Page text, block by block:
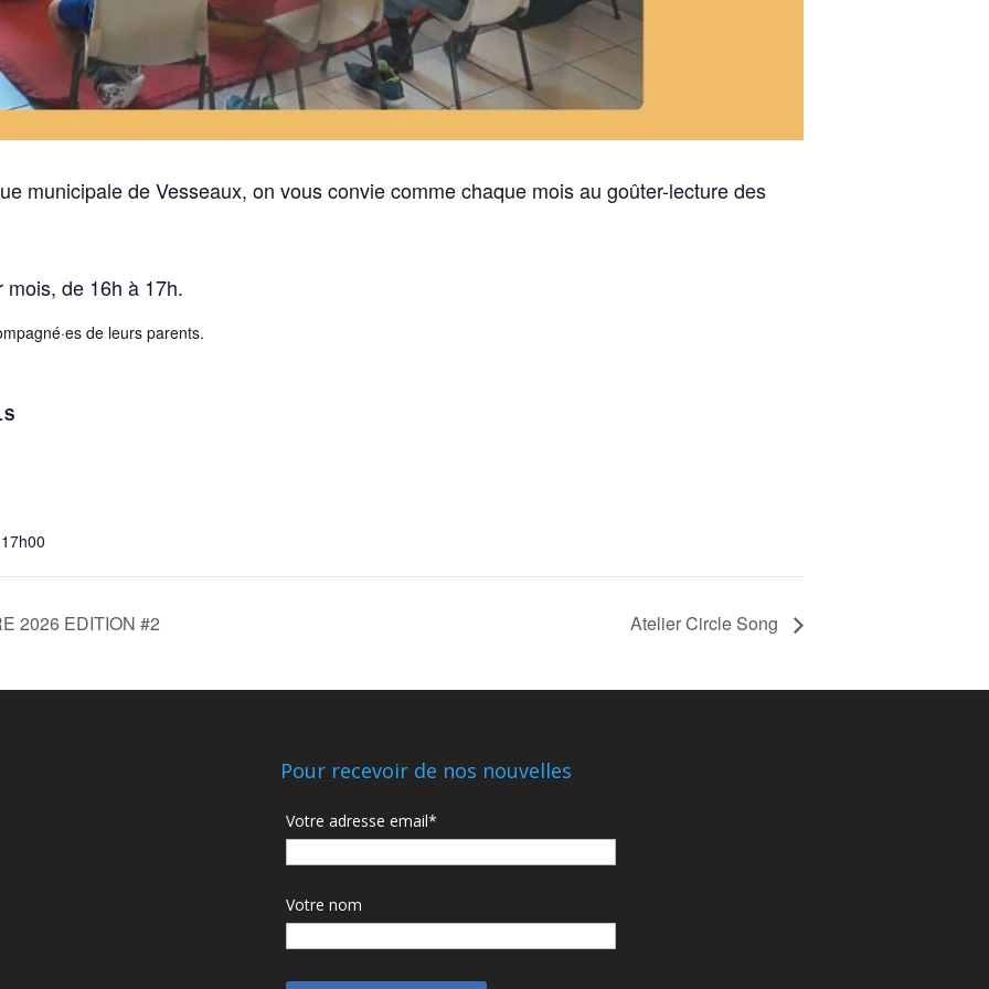
municipale de Vesseaux, on vous convie comme chaque mois au goûter-lecture des
de 16h à 17h.
de leurs parents.
2026 EDITION #2 Atelier Circle Song
Pour recevoir de nos nouvelles
Votre adresse email*
Votre nom